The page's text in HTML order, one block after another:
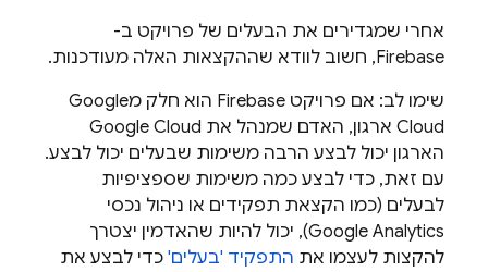
אחרי שמגדירים את הבעלים של פרויקט ב-
Firebase, חשוב לוודא שההקצאות האלה מעודכנות.
שימו לב: אם פרויקט Firebase הוא חלק מ
Google
Cloud ארגון, האדם שמנהל את Google Cloud
הארגון יכול לבצע הרבה משימות שבעלים יכול לבצע.
עם זאת, כדי לבצע כמה משימות שספציפיות
לבעלים (כמו הקצאת תפקידים או ניהול נכסי
Google Analytics), יכול להיות שהאדמין יצטרך
להקצות לעצמו את התפקיד 'בעלים' כדי לבצע את